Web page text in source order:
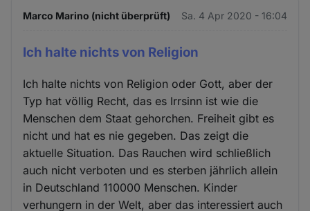
Marco Marino (nicht überprüft) Sa. 4 Apr 2020 - 16:04
Ich halte nichts von Religion
Ich halte nichts von Religion oder Gott, aber der
Typ hat völlig Recht, das es Irrsinn ist wie die
Menschen dem Staat gehorchen. Freiheit gibt es
nicht und hat es nie gegeben. Das zeigt die
aktuelle Situation. Das Rauchen wird schließlich
auch nicht verboten und es sterben jährlich allein
in Deutschland 110000 Menschen. Kinder
verhungern in der Welt, aber das interessiert auch